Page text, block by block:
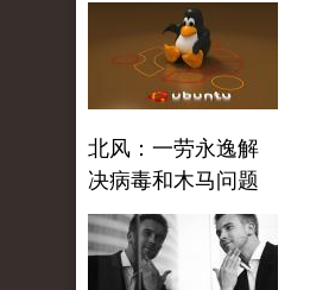
北风：一劳永逸解
决病毒和木马问题